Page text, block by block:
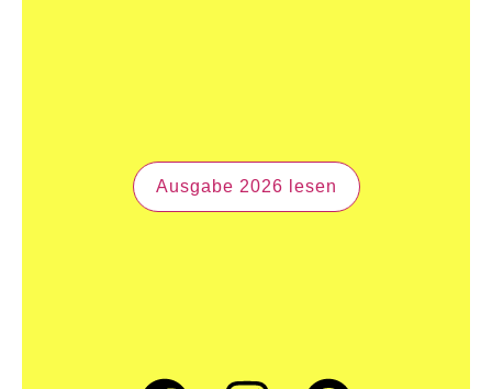
Ausgabe 2026 lesen